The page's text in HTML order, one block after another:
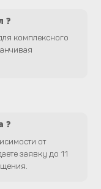
?
комплексного
?
от
заявку до 11